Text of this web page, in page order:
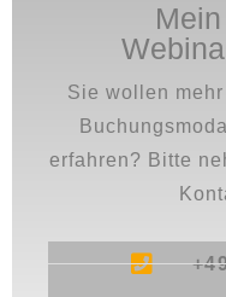
Sie wollen
erfahren? Bitte